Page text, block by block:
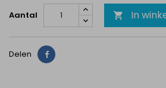
Aantal  In
Delen Delen